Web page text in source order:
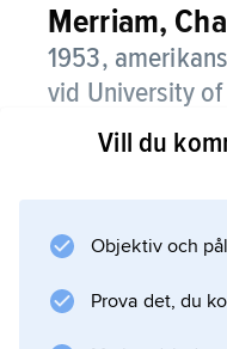
Merriam,
1953,
vid University
Kommunalt
Han var
stark tilltro till
att avslöja
Vill du
Objektiv och
Prova det, du